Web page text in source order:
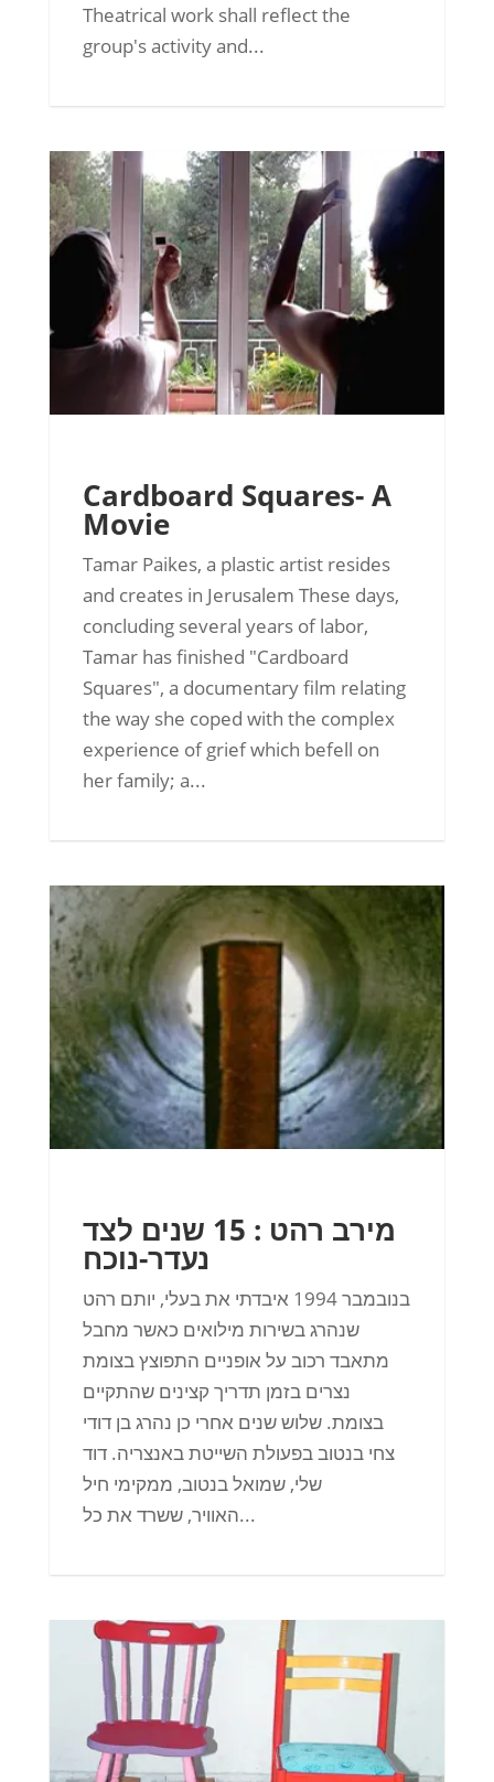
Theatrical work shall reflect the
group's activity and...
Cardboard Squares- A
Movie
Tamar Paikes, a plastic artist resides
and creates in Jerusalem These days,
concluding several years of labor,
Tamar has finished "Cardboard
Squares", a documentary film relating
the way she coped with the complex
experience of grief which befell on
her family; a...
מירב רהט : 15 שנים לצד
נעדר-נוכח
בנובמבר 1994 איבדתי את בעלי, יותם רהט
שנהרג בשירות מילואים כאשר מחבל
מתאבד רכוב על אופניים התפוצץ בצומת
נצרים בזמן תדריך קצינים שהתקיים
בצומת. שלוש שנים אחרי כן נהרג בן דודי
צחי בנטוב בפעולת השייטת באנצריה. דוד
שלי, שמואל בנטוב, ממקימי חיל
האוויר, ששרד את כל...